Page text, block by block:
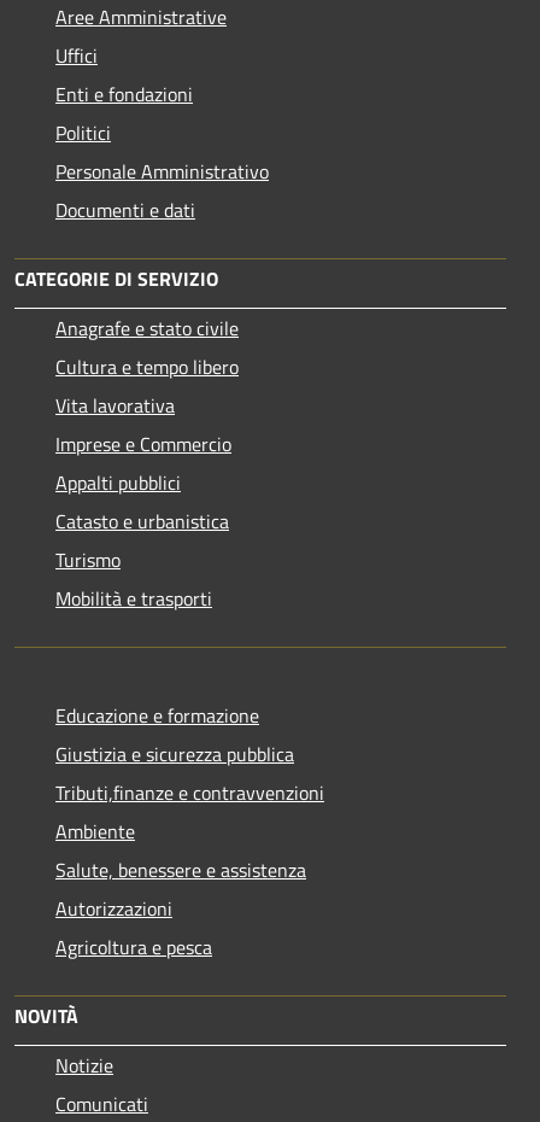
Aree Amministrative
Uffici
Enti e fondazioni
Politici
Personale Amministrativo
Documenti e dati
CATEGORIE DI SERVIZIO
Anagrafe e stato civile
Cultura e tempo libero
Vita lavorativa
Imprese e Commercio
Appalti pubblici
Catasto e urbanistica
Turismo
Mobilità e trasporti
Educazione e formazione
Giustizia e sicurezza pubblica
Tributi,finanze e contravvenzioni
Ambiente
Salute, benessere e assistenza
Autorizzazioni
Agricoltura e pesca
NOVITÀ
Notizie
Comunicati